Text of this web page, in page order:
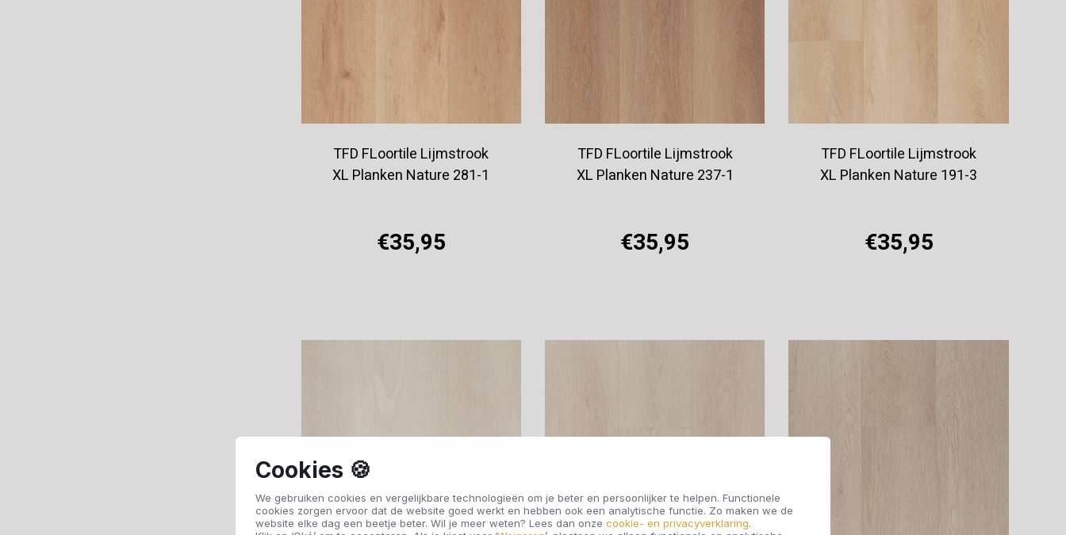
Cookies 🍪
We gebruiken cookies en vergelijkbare technologieën om je beter en persoonlijker te helpen. Functionele
cookies zorgen ervoor dat de website goed werkt en hebben ook een analytische functie. Zo maken we de
website elke dag een beetje beter. Wil je meer weten? Lees dan onze cookie- en privacyverklaring.
TFD FLoortile Lijmstrook
XL Planken Nature 281-1
€35,95
TFD FLoortile Lijmstrook
XL Planken Nature 237-1
€35,95
TFD FLoortile Lijmstrook
XL Planken Nature 191-3
€35,95